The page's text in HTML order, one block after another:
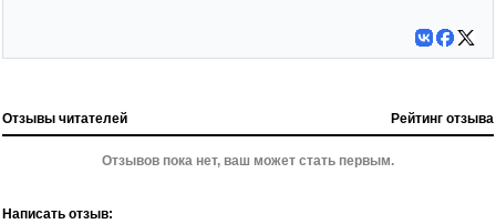
Отзывы читателей Рейтинг отзыва
Отзывов пока нет, ваш может стать первым.
Написать отзыв: